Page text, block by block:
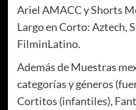
Ariel AMACC y Shorts
Largo en Corto: Aztech,
FilminLatino.
Además de Muestras
categorías y géneros
Cortitos (infantiles),